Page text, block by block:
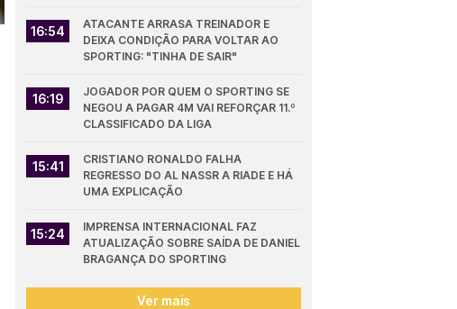
16:54
ATACANTE ARRASA TREINADOR E
DEIXA CONDIÇÃO PARA VOLTAR AO
SPORTING: "TINHA DE SAIR"
16:19
JOGADOR POR QUEM O SPORTING SE
NEGOU A PAGAR 4M VAI REFORÇAR 11.º
CLASSIFICADO DA LIGA
15:41
CRISTIANO RONALDO FALHA
REGRESSO DO AL NASSR A RIADE E HÁ
UMA EXPLICAÇÃO
15:24
IMPRENSA INTERNACIONAL FAZ
ATUALIZAÇÃO SOBRE SAÍDA DE DANIEL
BRAGANÇA DO SPORTING
Ver mais